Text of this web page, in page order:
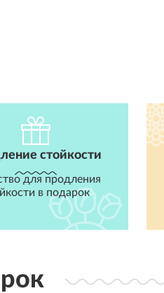
стойкости
для продления
в подарок